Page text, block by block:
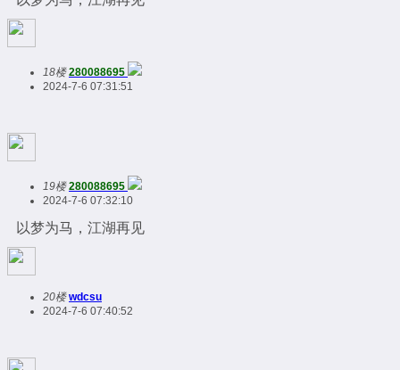
18楼 280088695
2024-7-6 07:31:51
19楼 280088695
2024-7-6 07:32:10
以梦为马，江湖再见
20楼 wdcsu
2024-7-6 07:40:52